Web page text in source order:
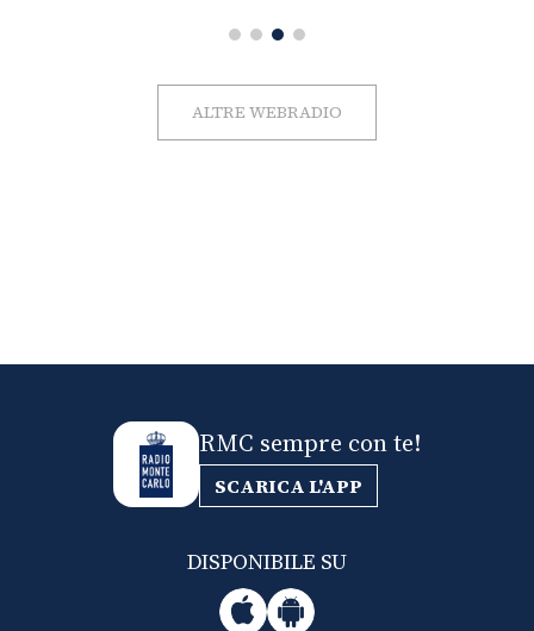
ALTRE WEBRADIO
RMC sempre con te!
SCARICA L'APP
DISPONIBILE SU